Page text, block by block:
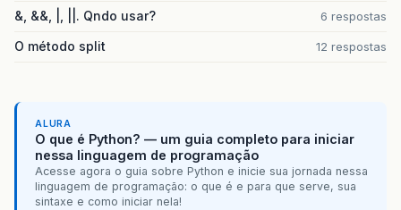
&, &&, |, ||. Qndo usar? 6 respostas
O método split 12 respostas
ALURA
O que é Python? — um guia completo para iniciar
nessa linguagem de programação
Acesse agora o guia sobre Python e inicie sua jornada nessa
linguagem de programação: o que é e para que serve, sua
sintaxe e como iniciar nela!